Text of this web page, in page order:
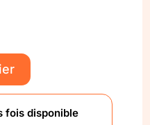
fois disponible